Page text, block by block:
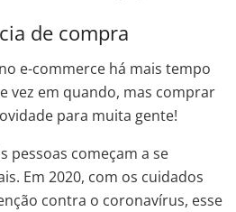
de compra
e-commerce há mais tempo
vez em quando, mas comprar
para muita gente!
pessoas começam a se
Em 2020, com os cuidados
contra o coronavírus, esse